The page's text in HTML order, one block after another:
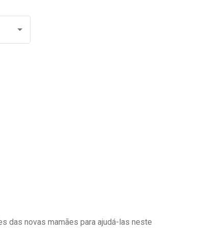
das novas mamães para ajudá-las neste